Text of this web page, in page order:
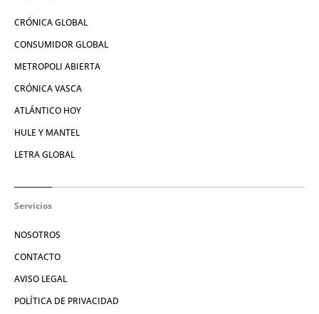
CRÓNICA GLOBAL
CONSUMIDOR GLOBAL
METROPOLI ABIERTA
CRÓNICA VASCA
ATLÁNTICO HOY
HULE Y MANTEL
LETRA GLOBAL
Servicios
NOSOTROS
CONTACTO
AVISO LEGAL
POLÍTICA DE PRIVACIDAD